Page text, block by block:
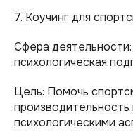
7. Коучинг для
Сфера
психологическая
Цель: Помочь
производительность
психологическими